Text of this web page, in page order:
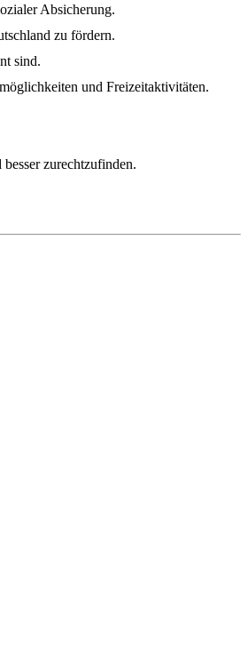
Absicherung.
zu fördern.
sind.
und Freizeitaktivitäten.
zurechtzufinden.